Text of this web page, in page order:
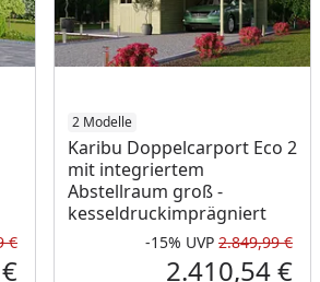
Rabatt in Prozent
Ursprünglicher Preis
€
2 Modelle
Karibu Doppelcarport Eco 2
mit integriertem
Abstellraum groß -
kesseldruckimprägniert
-15% UVP 2.849,99 €
2.410,54 €